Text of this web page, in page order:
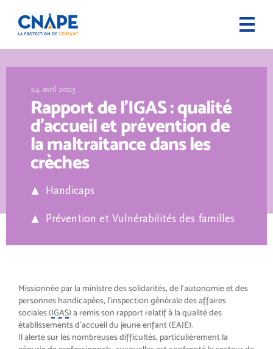
24 avril 2023
Rapport de l’IGAS : qualité
d’accueil et prévention de
la maltraitance dans les
crèches
Handicaps
Prévention et Vulnérabilités des familles
Missionnée par la ministre des solidarités, de l’autonomie et des
personnes handicapées, l’inspection générale des affaires
sociales (IGAS) a remis son rapport relatif à la qualité des
établissements d’accueil du jeune enfant (EAJE).
Il alerte sur les nombreuses difficultés, particulièrement la